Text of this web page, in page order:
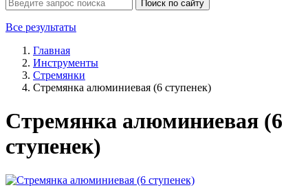
Поиск по сайту
Все результаты
Главная
Инструменты
Стремянки
Стремянка алюминиевая (6 ступенек)
Стремянка алюминиевая (6
ступенек)